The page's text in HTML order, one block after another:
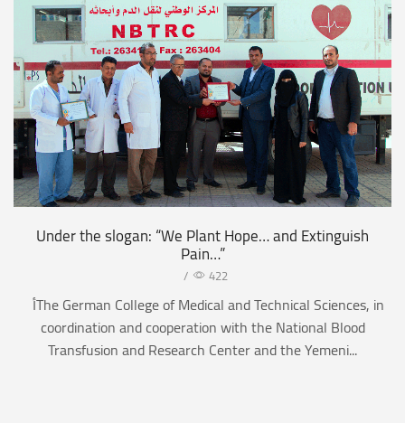
Under the slogan: “We Plant Hope… and Extinguish
Pain…”
/ 422
coordination and cooperation with the National Blood
Transfusion and Research Center and the Yemeni...